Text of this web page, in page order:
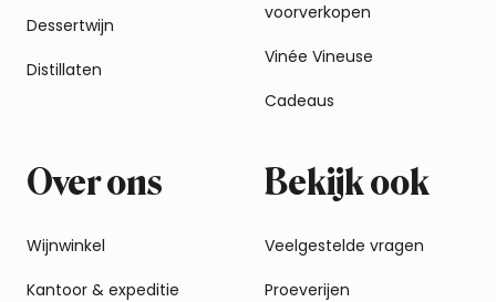
Dessertwijn
Distillaten
voorverkopen
Vinée Vineuse
Cadeaus
Over ons
Wijnwinkel
Kantoor & expeditie
Bekijk ook
Veelgestelde vragen
Proeverijen